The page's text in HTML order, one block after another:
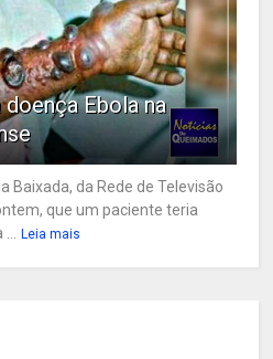
Ebola na
Baixada, da Rede de Televisão
que um paciente teria
Leia mais